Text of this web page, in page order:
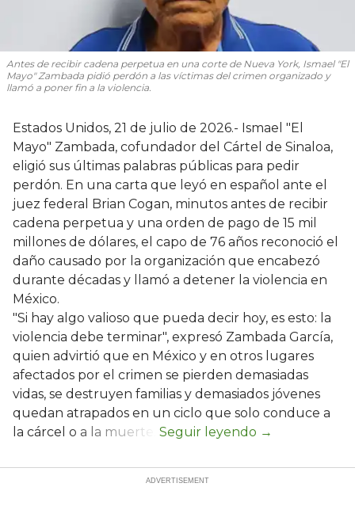
Antes de recibir cadena perpetua en una corte de Nueva York, Ismael "El
Mayo" Zambada pidió perdón a las víctimas del crimen organizado y
llamó a poner fin a la violencia.
Estados Unidos, 21 de julio de 2026.- Ismael "El
Mayo" Zambada, cofundador del Cártel de Sinaloa,
eligió sus últimas palabras públicas para pedir
perdón. En una carta que leyó en español ante el
juez federal Brian Cogan, minutos antes de recibir
cadena perpetua y una orden de pago de 15 mil
millones de dólares, el capo de 76 años reconoció el
daño causado por la organización que encabezó
durante décadas y llamó a detener la violencia en
México.
"Si hay algo valioso que pueda decir hoy, es esto: la
violencia debe terminar", expresó Zambada García,
quien advirtió que en México y en otros lugares
afectados por el crimen se pierden demasiadas
vidas, se destruyen familias y demasiados jóvenes
quedan atrapados en un ciclo que solo conduce a
la cárcel o a la muerte.